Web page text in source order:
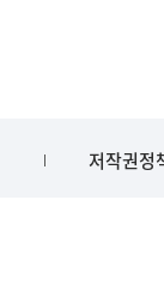
저작권정